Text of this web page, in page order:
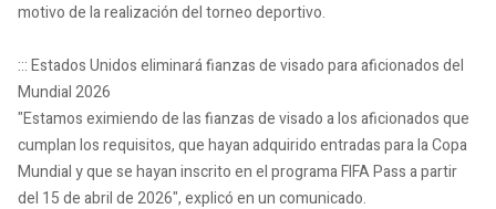
motivo de la realización del torneo deportivo.
::: Estados Unidos eliminará fianzas de visado para aficionados del
Mundial 2026
"Estamos eximiendo de las fianzas de visado a los aficionados que
cumplan los requisitos, que hayan adquirido entradas para la Copa
Mundial y que se hayan inscrito en el programa FIFA Pass a partir
del 15 de abril de 2026", explicó en un comunicado.